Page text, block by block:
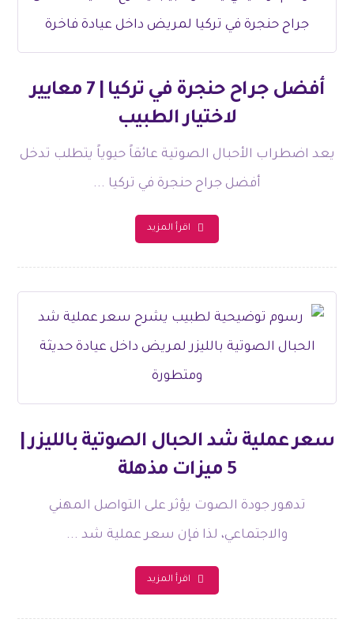
أفضل جراح حنجرة في تركيا | 7 معايير
لاختيار الطبيب
يعد اضطراب الأحبال الصوتية عائقاً حيوياً يتطلب تدخل
أفضل جراح حنجرة في تركيا ...
اقرأ المزيد
سعر عملية شد الحبال الصوتية بالليزر |
5 ميزات مذهلة
تدهور جودة الصوت يؤثر على التواصل المهني
والاجتماعي، لذا فإن سعر عملية شد ...
اقرأ المزيد